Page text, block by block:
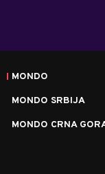
MONDO
MONDO SRBIJA
MONDO CRNA